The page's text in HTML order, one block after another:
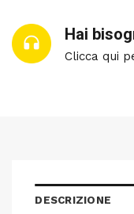
Hai
Clicca qui
DESCRIZIONE